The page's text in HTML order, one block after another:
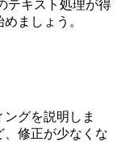
テキスト処理が得
ましょう。
グを説明しま
修正が少なくな